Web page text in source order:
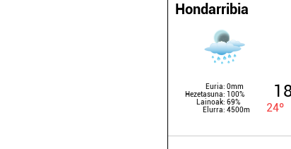
Hondarribia
Euria: 0mm
Hezetasuna: 100%
Lainoak: 69%
Elurra: 4500m 24º